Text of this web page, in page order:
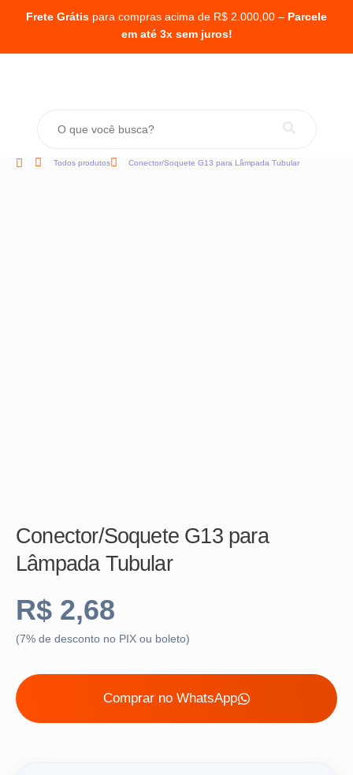
Frete Grátis para compras acima de R$ 2.000,00 – Parcele
em até 3x sem juros!
Todos produtos Conector/Soquete G13 para Lâmpada Tubular
Conector/Soquete G13 para
Lâmpada Tubular
R$ 2,68
(7% de desconto no PIX ou boleto)
Comprar no WhatsApp